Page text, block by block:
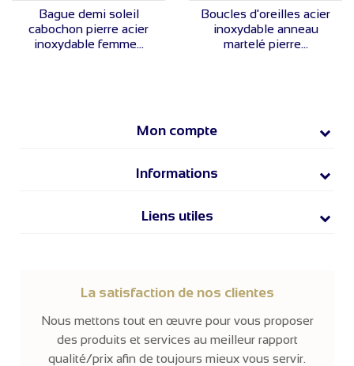
VOIR LE PRIX
Bague demi soleil
cabochon pierre acier
inoxydable femme...
VOIR LE PRIX
Boucles d'oreilles acier
inoxydable anneau
martelé pierre...
Mon compte
Informations
Liens utiles
La satisfaction de nos clientes
Nous mettons tout en œuvre pour vous proposer
des produits et services au meilleur rapport
qualité/prix afin de toujours mieux vous servir.